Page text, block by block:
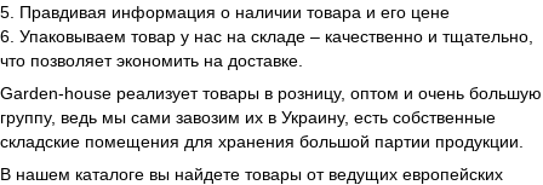
5. Правдивая информация о наличии товара и его цене
6. Упаковываем товар у нас на складе – качественно и тщательно,
что позволяет экономить на доставке.
Garden-house реализует товары в розницу, оптом и очень большую
группу, ведь мы сами завозим их в Украину, есть собственные
складские помещения для хранения большой партии продукции.
В нашем каталоге вы найдете товары от ведущих европейских